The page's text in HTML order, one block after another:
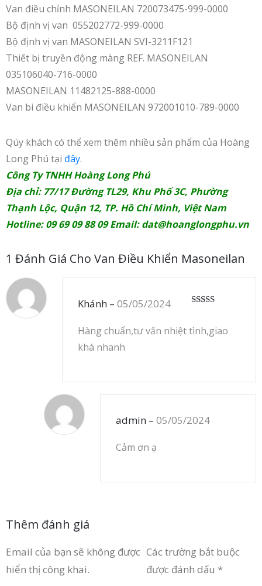
Van điều chỉnh MASONEILAN 720073475-999-0000
Bộ định vị van 055202772-999-0000
Bộ định vị van MASONEILAN SVI-3211F121
Thiết bị truyền động màng REF. MASONEILAN
035106040-716-0000
MASONEILAN 11482125-888-0000
Van bi điều khiển MASONEILAN 972001010-789-0000
Qúy khách có thể xem thêm nhiều sản phẩm của Hoàng
Long Phú tại đây.
Công Ty TNHH Hoàng Long Phú
Địa chỉ: 77/17 Đường TL29, Khu Phố 3C, Phường
Thạnh Lộc, Quận 12, TP. Hồ Chí Minh, Việt Nam
Hotline: 09 69 09 88 09 Email:dat@hoanglongphu.vn
1 Đánh Giá Cho Van Điều Khiển Masoneilan
Khánh – 05/05/2024
Hàng chuẩn,tư vấn nhiệt tình,giao
khá nhanh
admin – 05/05/2024
Cảm ơn ạ
Thêm đánh giá
Email của bạn sẽ không được
hiển thị công khai.
Các trường bắt buộc
được đánh dấu *